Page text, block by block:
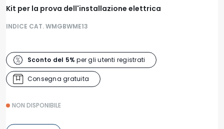
Kit per la prova dell'installazione elettrica
INDICE CAT. WMGBWME13
Sconto del 5% per gli utenti registrati
Consegna gratuita
NON DISPONIBILE